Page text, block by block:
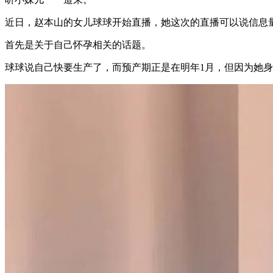
近日，赵本山的女儿球球开始直播，她这次的直播可以说信息
首先是关于自己怀孕相关的话题。
球球说自己快要生产了，而预产期正是在明年1月，但因为她